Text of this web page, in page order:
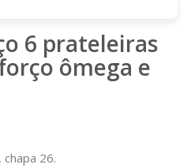
6 prateleiras
ômega e
26.